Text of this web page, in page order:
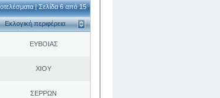
| Σελίδα 6 από 15
Εκλογική περιφέρεια
ΕΥΒΟΙΑΣ
ΧΙΟΥ
ΣΕΡΡΩΝ